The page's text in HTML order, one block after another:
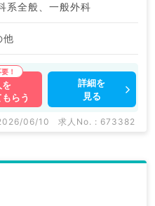
系全般、一般外科
他
を
らう
詳細を
見る
06/10 求人No. : 673382